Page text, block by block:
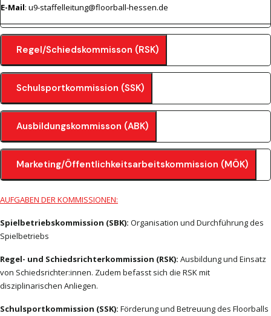
E-Mail: u9-staffelleitung@floorball-hessen.de
Regel/Schiedskommisson (RSK)
Schulsportkommission (SSK)
Ausbildungskommisson (ABK)
Marketing/Öffentlichkeitsarbeitskommission (MÖK)
AUFGABEN DER KOMMISSIONEN:
Spielbetriebskommission (SBK): Organisation und Durchführung des
Spielbetriebs
Regel- und Schiedsrichterkommission (RSK): Ausbildung und Einsatz
von Schiedsrichter:innen. Zudem befasst sich die RSK mit
disziplinarischen Anliegen.
Schulsportkommission (SSK): Förderung und Betreuung des Floorballs